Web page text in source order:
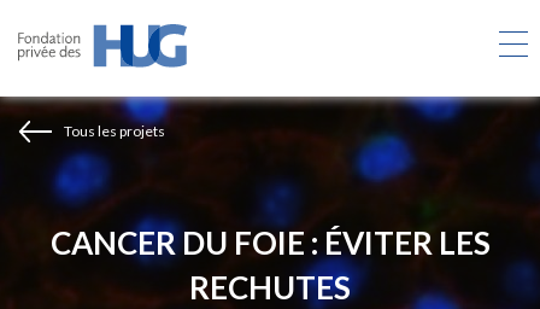
contenu
Tous les projets
CANCER DU FOIE : ÉVITER LES
RECHUTES